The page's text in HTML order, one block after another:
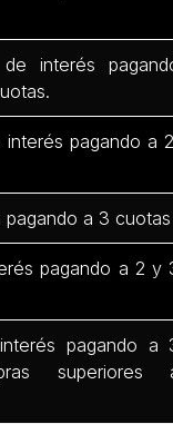
interés
pagando a
a 3 cuotas
pagando a 2 y
pagando a
superiores